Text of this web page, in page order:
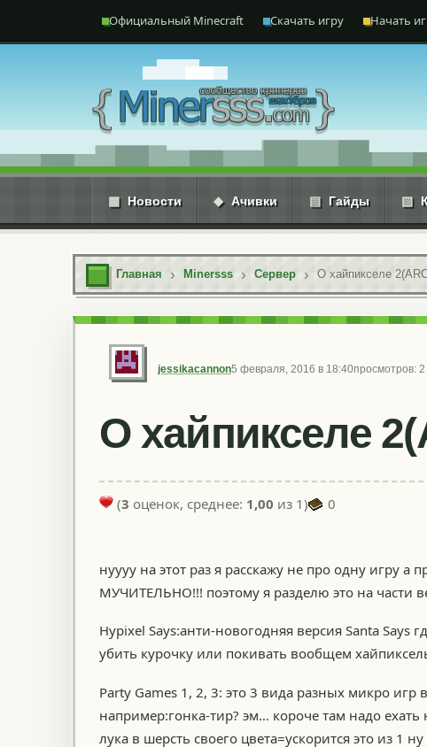
Официальный Minecraft Скачать игру Начать
▦ Новости ◆ Ачивки ▤ Гайды ▧
Главная Minersss Сервер О хайпикселе
jessikacannon5 февраля, 2016 в 18:40просмотров: 2
О хайпикселе
(3 оценок, среднее: 1,00 из 1) 0
нуууу на этот раз я расскажу не про одну игру
МУЧИТЕЛЬНО!!! поэтому я разделю это на части
Hypixel Says:анти-новогодняя версия Santa
убить курочку или покивать вообщем
Party Games 1, 2, 3: это 3 вида разных микро
например:гонка-тир? эм… короче там надо ехать
лука в шерсть своего цвета=ускорится это из 1